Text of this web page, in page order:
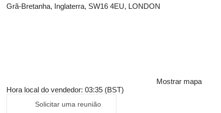
Grã-Bretanha, Inglaterra, SW16 4EU, LONDON
Mostrar mapa
Hora local do vendedor: 03:35 (BST)
Solicitar uma reunião